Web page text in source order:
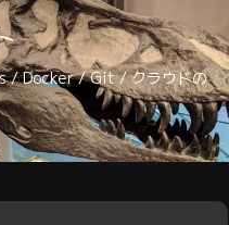
/ Docker / Git / クラウドの